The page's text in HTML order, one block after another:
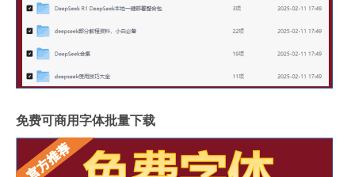
免费可商用字体批量下载